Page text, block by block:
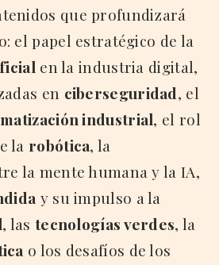
que profundizará
el papel estratégico de la
en la industria digital,
en ciberseguridad, el
industrial, el rol
la robótica, la
la mente humana y la IA,
y su impulso a la
, las tecnologías verdes, la
o los desafíos de los